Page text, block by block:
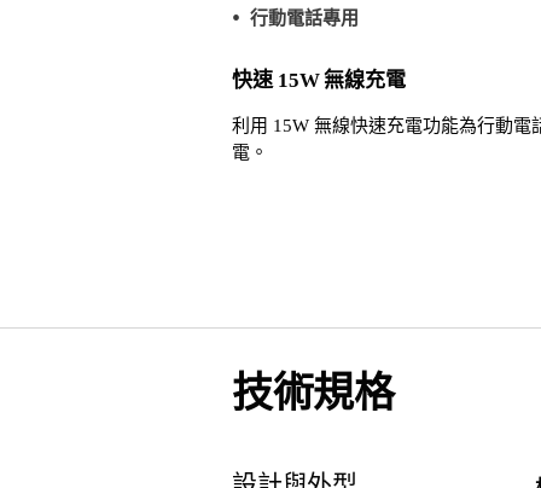
行動電話專用
快速 15W 無線充電
利用 15W 無線快速充電功能為行動電
電。
技術規格